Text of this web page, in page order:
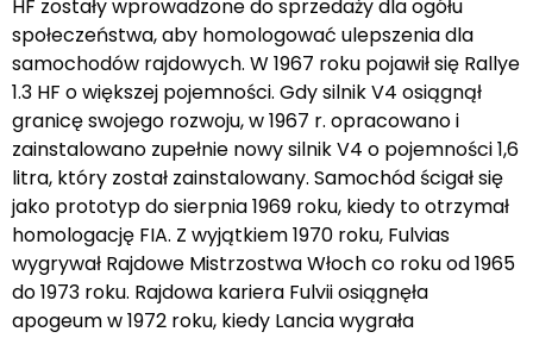
HF zostały wprowadzone do sprzedaży dla ogółu
społeczeństwa, aby homologować ulepszenia dla
samochodów rajdowych. W 1967 roku pojawił się Rallye
1.3 HF o większej pojemności. Gdy silnik V4 osiągnął
granicę swojego rozwoju, w 1967 r. opracowano i
zainstalowano zupełnie nowy silnik V4 o pojemności 1,6
litra, który został zainstalowany. Samochód ścigał się
jako prototyp do sierpnia 1969 roku, kiedy to otrzymał
homologację FIA. Z wyjątkiem 1970 roku, Fulvias
wygrywał Rajdowe Mistrzostwa Włoch co roku od 1965
do 1973 roku. Rajdowa kariera Fulvii osiągnęła
apogeum w 1972 roku, kiedy Lancia wygrała